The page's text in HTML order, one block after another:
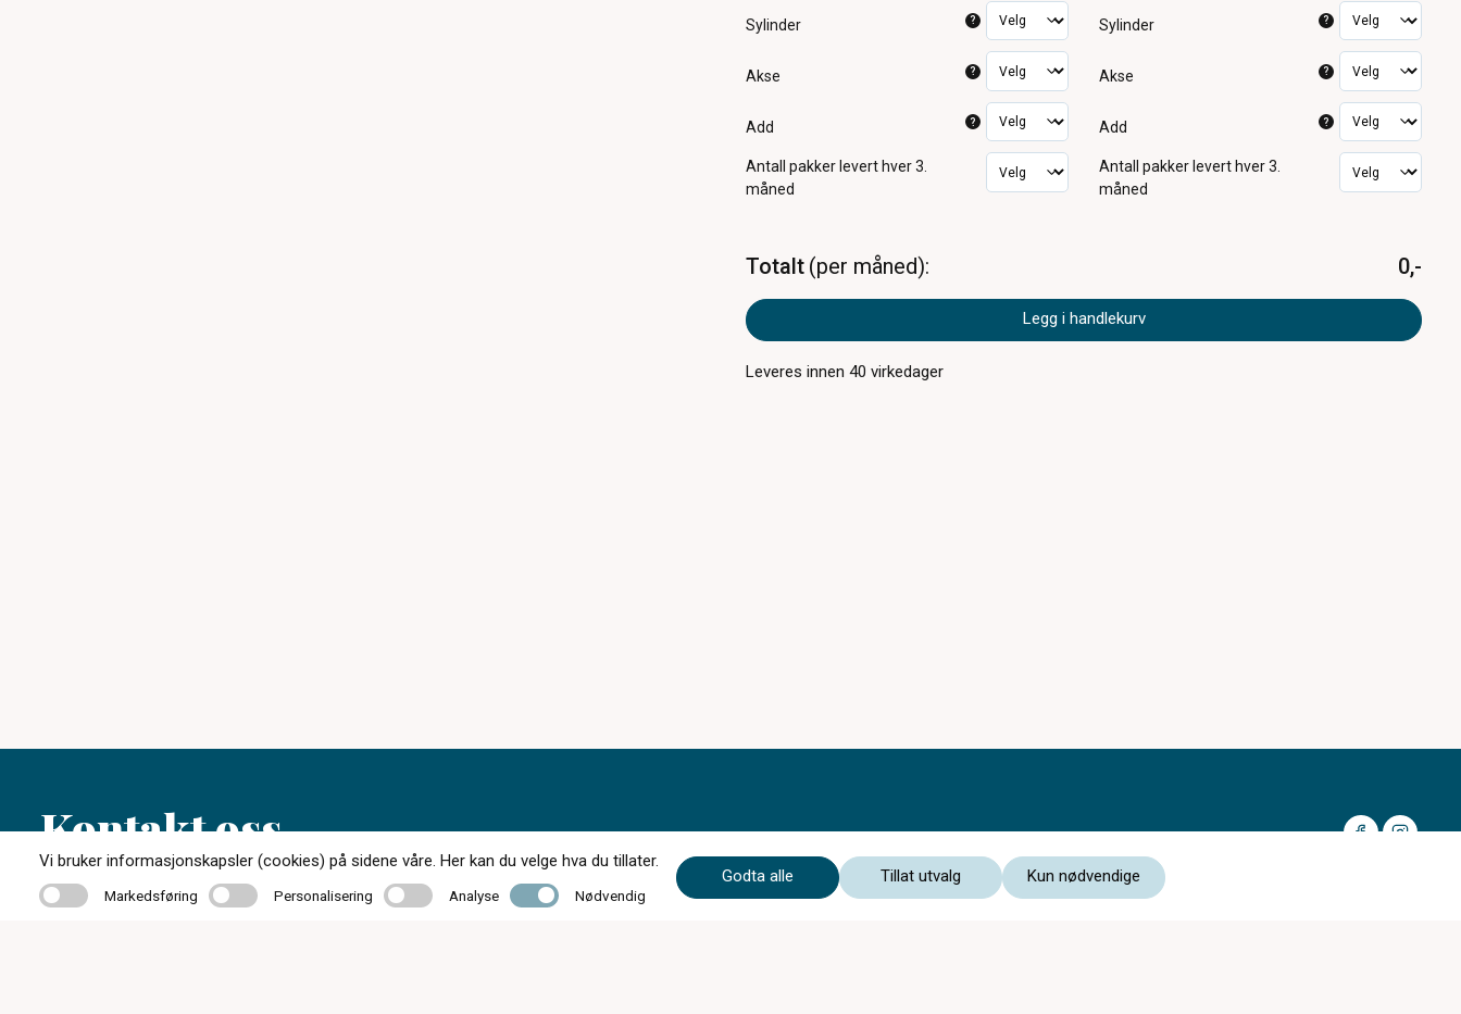
Sylinder ?
Akse ?
Add ?
Antall pakker levert hver 3.
måned
Sylinder ?
Akse ?
Add ?
Antall pakker levert hver 3.
måned
Totalt per måned 0,-
Legg i handlekurv
Leveres innen40 virkedager
Kontakt oss
32 85 00 11
Sommeråpent 29/6 - 14/8:
Vi bruker informasjonskapsler (cookies) på sidene våre. Her kan du velge hva du tillater.
MarkedsføringMarkedsføring PersonaliseringPersonalisering Analyse Analyse Nødvendig Nødvendig
Godta alle Tillat utvalg Kun nødvendige